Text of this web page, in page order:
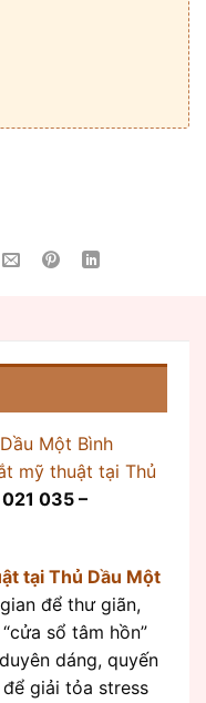
Một Bình
mỹ thuật tại Thủ
035 –
tại Thủ Dầu Một
để thư giãn,
sổ tâm hồn”
dáng, quyến
giải tỏa stress